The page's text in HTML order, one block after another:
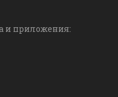
и приложения: